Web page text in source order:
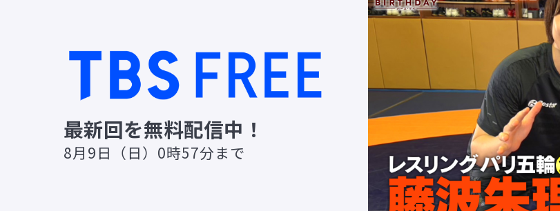
最新回を無料配信中！
8月9日（日）0時57分まで